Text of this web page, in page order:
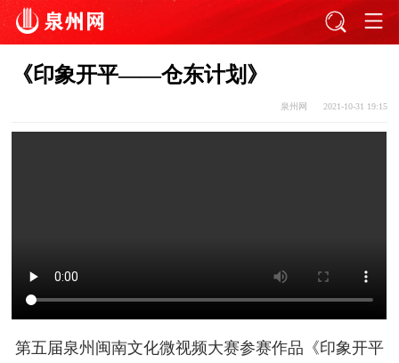
《印象开平——仓东计划》
泉州网 2021-10-31 19:15
第五届泉州闽南文化微视频大赛参赛作品 《印象开平